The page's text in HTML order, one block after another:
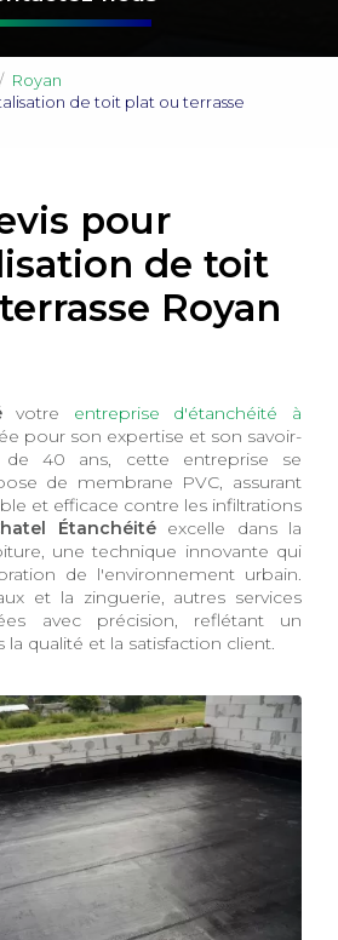
Royan
de toit plat ou terrasse
pour
de toit
Royan
votre
entreprise d'étanchéité à
pour son expertise et son savoir-
de 40 ans, cette entreprise se
de membrane PVC, assurant
et efficace contre les infiltrations
Étanchéitéexcelle dans la
une technique innovante qui
de l'environnement urbain.
et la zinguerie, autres services
avec précision, reflétant un
qualité et la satisfaction client.